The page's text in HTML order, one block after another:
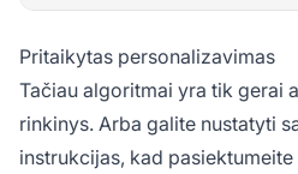
Pritaikytas personalizavimas
Tačiau algoritmai yra tik gerai
rinkinys. Arba galite nustatyti
instrukcijas, kad